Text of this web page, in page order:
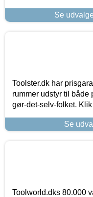
Se
Toolster.dk har
rummer udstyr til
gør-det-selv-folket.
Se
Toolworld.dks 80.000